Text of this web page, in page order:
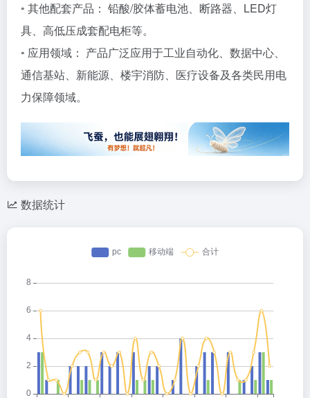
◦ 其他配套产品： 铅酸/胶体蓄电池、断路器、LED灯
具、高低压成套配电柜等。
◦ 应用领域： 产品广泛应用于工业自动化、数据中心、
通信基站、新能源、楼宇消防、医疗设备及各类民用电
力保障领域。
数据统计